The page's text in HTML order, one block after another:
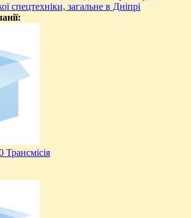
спецтехніки, загальне в Дніпрі